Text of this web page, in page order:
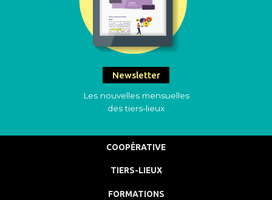
Newsletter
Les nouvelles mensuelles
des tiers-lieux
COOPÉRATIVE
TIERS-LIEUX
FORMATIONS